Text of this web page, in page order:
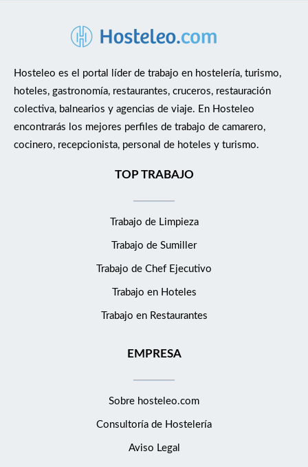
Hosteleo es el portal líder de trabajo en hostelería, turismo,
hoteles, gastronomía, restaurantes, cruceros, restauración
colectiva, balnearios y agencias de viaje. En Hosteleo
encontrarás los mejores perfiles de trabajo de camarero,
cocinero, recepcionista, personal de hoteles y turismo.
TOP TRABAJO
Trabajo de Limpieza
Trabajo de Sumiller
Trabajo de Chef Ejecutivo
Trabajo en Hoteles
Trabajo en Restaurantes
EMPRESA
Sobre hosteleo.com
Consultoría de Hostelería
Aviso Legal